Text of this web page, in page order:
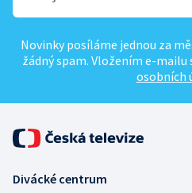
Novinky posíláme jednou za
žádný spam. Vložením e-mailu
osobních